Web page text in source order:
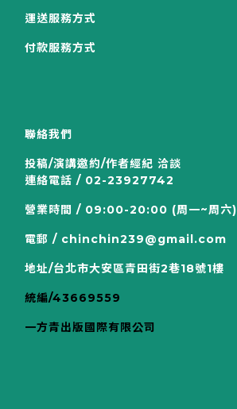
運送服務方式
付款服務方式
聯絡我們
投稿/演講邀約/作者經紀 洽談
連絡電話 / 02-23927742
營業時間 / 09:00-20:00 (周一~周六)
電郵 / chinchin239@gmail.com
地址/台北市大安區青田街2巷18號1樓
統編/43669559
一方青出版國際有限公司